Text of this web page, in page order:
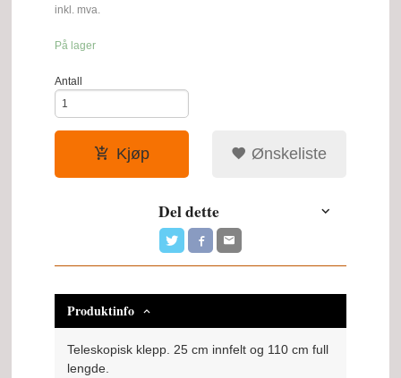
inkl. mva.
På lager
Antall
Kjøp Ønskeliste
Del dette
Produktinfo
Teleskopisk klepp. 25 cm innfelt og 110 cm full
lengde.